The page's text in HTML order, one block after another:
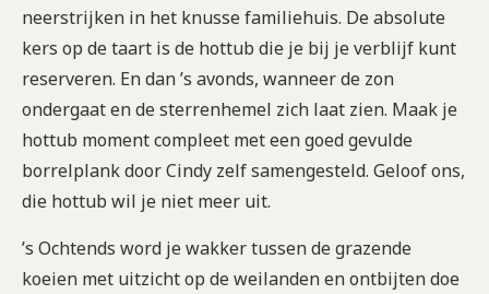
neerstrijken in het knusse familiehuis. De absolute
kers op de taart is de hottub die je bij je verblijf kunt
reserveren. En dan ’s avonds, wanneer de zon
ondergaat en de sterrenhemel zich laat zien. Maak je
hottub moment compleet met een goed gevulde
borrelplank door Cindy zelf samengesteld. Geloof ons,
die hottub wil je niet meer uit.
’s Ochtends word je wakker tussen de grazende
koeien met uitzicht op de weilanden en ontbijten doe